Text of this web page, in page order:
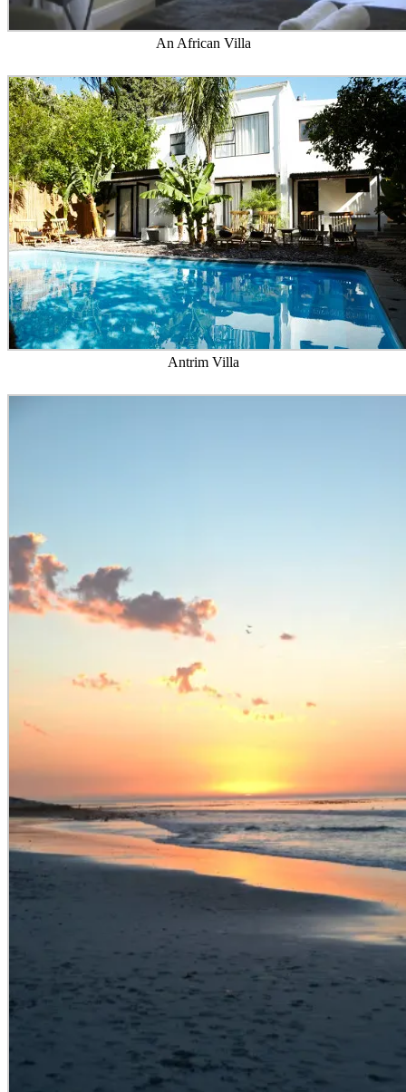
Tillbaka i Sarajevo – Tant Anna kommer nästan hem 5
augusti, 2026
15 år senare 17 februari, 2026
Svenska resebloggar
Välkommen till nätverket Svenska Resebloggar 18 mars,
2017
vagabondfamiljen.se
Hur bor man bäst under en bilsemester i Europa? 17 juli, 2019
Sydafrika i bilder
God Mat och dryck